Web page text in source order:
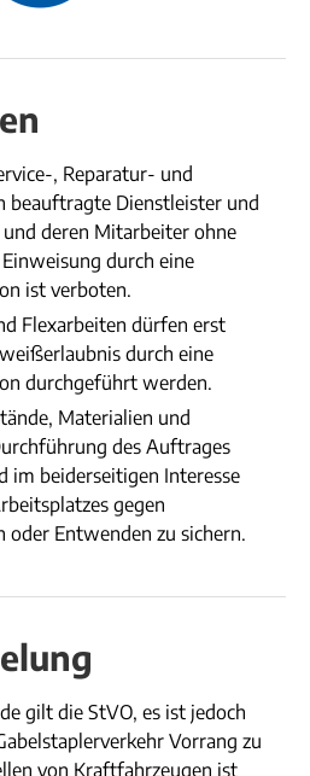
, Reparatur- und
beauftragte Dienstleister und
deren Mitarbeiter ohne
durch eine
ist verboten.
Flexarbeiten dürfen erst
durch eine
durchgeführt werden.
Materialien und
des Auftrages
im beiderseitigen Interesse
gegen
oder Entwenden zu sichern.
gilt die StVO, es ist jedoch
Vorrang zu
von Kraftfahrzeugen ist